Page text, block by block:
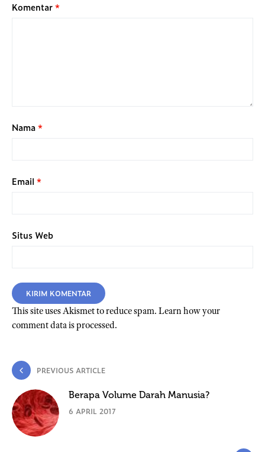
Komentar*
Nama*
Email *
Situs Web
This site uses Akismet to reduce spam. Learn how your
comment data is processed.
PREVIOUS ARTICLE
Berapa Volume Darah Manusia?
6 APRIL 2017